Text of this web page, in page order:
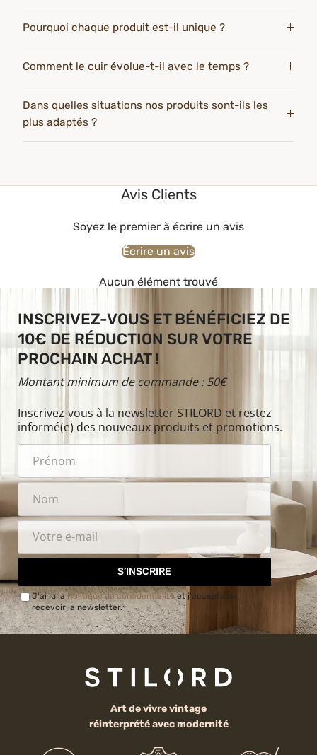
Pourquoi chaque produit est-il unique ?
Comment le cuir évolue-t-il avec le temps ?
Dans quelles situations nos produits sont-ils les
plus adaptés ?
Avis Clients
Soyez le premier à écrire un avis
Écrire un avis
Aucun élément trouvé
INSCRIVEZ-VOUS ET BÉNÉFICIEZ DE
10€ DE RÉDUCTION SUR VOTRE
PROCHAIN ACHAT !
Montant minimum de commande : 50€
Inscrivez-vous à la newsletter STILORD et restez
informé(e) des nouveaux produits et promotions.
S’INSCRIRE
J'ai lu laPolitique de confidentialitéet j'accepte de
recevoir la newsletter.
Art de vivre vintage
réinterprété avec modernité